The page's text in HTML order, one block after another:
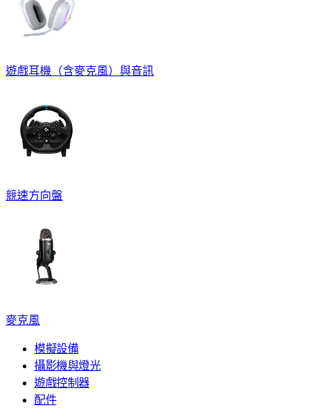
遊戲耳機（含麥克風）與音訊
競速方向盤
麥克風
模擬設備
攝影機與燈光
遊戲控制器
配件